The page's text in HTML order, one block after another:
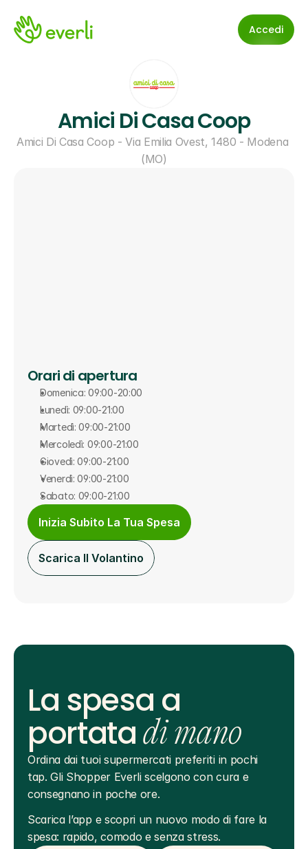
Accedi
Amici Di Casa Coop
Amici Di Casa Coop - Via Emilia Ovest, 1480 - Modena
(MO)
Orari di apertura
Domenica: 09:00-20:00
Lunedì: 09:00-21:00
Martedì: 09:00-21:00
Mercoledì: 09:00-21:00
Giovedì: 09:00-21:00
Venerdì: 09:00-21:00
Sabato: 09:00-21:00
Inizia Subito La Tua Spesa
Scarica Il Volantino
La spesa a
portatadi mano
Ordina dai tuoi supermercati preferiti in pochi
tap. Gli Shopper Everli scelgono con cura e
consegnano in poche ore.
Scarica l’app e scopri un nuovo modo di fare la
spesa: rapido, comodo e senza stress.